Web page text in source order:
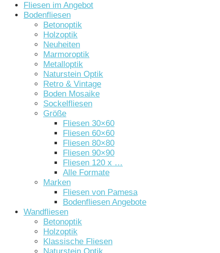
Fliesen im Angebot
Bodenfliesen
Betonoptik
Holzoptik
Neuheiten
Marmoroptik
Metalloptik
Naturstein Optik
Retro & Vintage
Boden Mosaike
Sockelfliesen
Größe
Fliesen 30×60
Fliesen 60×60
Fliesen 80×80
Fliesen 90×90
Fliesen 120 x …
Alle Formate
Marken
Fliesen von Pamesa
Bodenfliesen Angebote
Wandfliesen
Betonoptik
Holzoptik
Klassische Fliesen